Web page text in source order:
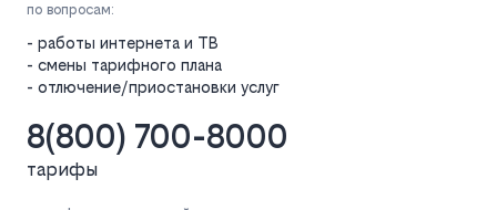
по вопросам:
- работы интернета и ТВ
- смены тарифного плана
- отлючение/приостановки услуг
8(800) 700-8000
тарифы